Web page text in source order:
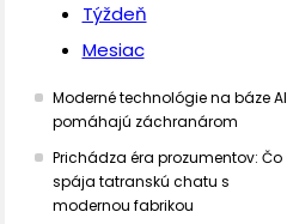
Týždeň
Mesiac
Moderné technológie na báze AI
pomáhajú záchranárom
Prichádza éra prozumentov: Čo
spája tatranskú chatu s
modernou fabrikou